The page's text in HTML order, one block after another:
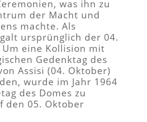
was ihn zu
der Macht und
machte. Als
ursprünglich der 04.
eine Kollision mit
Gedenktag des
Assisi (04. Oktober)
wurde im Jahr 1964
des Domes zu
den 05. Oktober